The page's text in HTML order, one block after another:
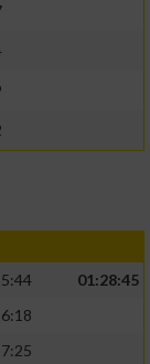
01:28:45